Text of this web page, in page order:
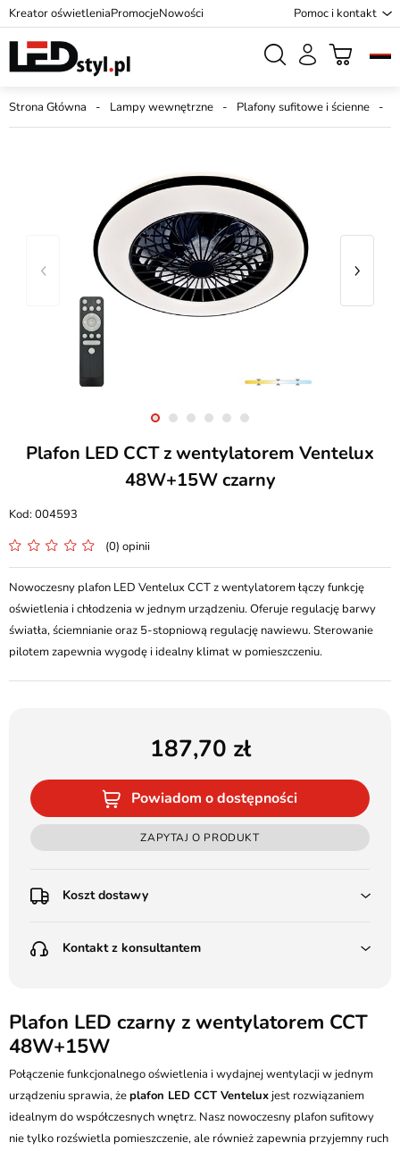
Kreator oświetleniaPromocjeNowości Pomoc i kontakt
Strona Główna Lampy wewnętrzne Plafony sufitowe i ścienne
Plafon LED CCT z wentylatorem Ventelux
48W+15W czarny
004593
(0) opinii
Nowoczesny plafon LED Ventelux CCT z wentylatorem łączy funkcję
oświetlenia i chłodzenia w jednym urządzeniu. Oferuje regulację barwy
światła, ściemnianie oraz 5-stopniową regulację nawiewu. Sterowanie
pilotem zapewnia wygodę i idealny klimat w pomieszczeniu.
187,70
Powiadom o dostępności
ZAPYTAJ O PRODUKT
Koszt dostawy
Poczta Polska Kurier 48H - 11 zł
(od 1000 zł dla gabarytów, nie dotyczy produktów 3m)
Pobranie:
Poczta Polska Kurier 48H - 16 zł
Kurier GLS - 20 zł
Przesyłka Gabarytowa - 35 zł
Kontakt z konsultantem
Batalionów Chłopskich 12, 94-058 Łódź
506 336 320
kontakt@ledstyl.pl
Plafon LED czarny z wentylatorem CCT
48W+15W
Połączenie funkcjonalnego oświetlenia i wydajnej wentylacji w jednym
urządzeniu sprawia, żeplafon LED CCT Ventelux jest rozwiązaniem
idealnym do współczesnych wnętrz. Nasz nowoczesny plafon sufitowy
nie tylko rozświetla pomieszczenie, ale również zapewnia przyjemny ruch